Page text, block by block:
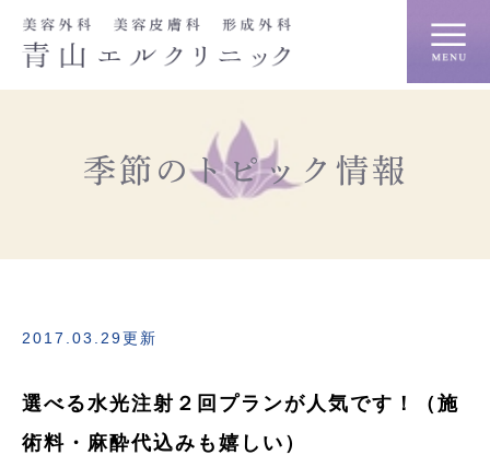
季節のトピック情報
2017.03.29更新
選べる水光注射２回プランが人気です！（施
術料・麻酔代込みも嬉しい）